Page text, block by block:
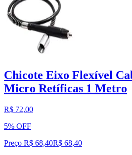
Chicote Eixo Flexível
Micro Retíficas 1 Metro
R$ 72,00
5% OFF
Preço R$ 68,40R$ 68,40